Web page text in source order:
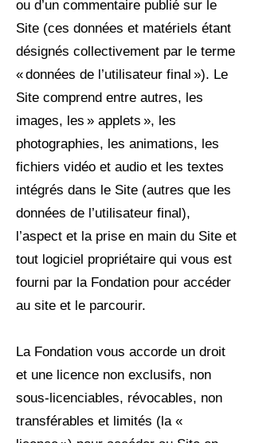
ou d’un commentaire publié sur le
Site (ces données et matériels étant
désignés collectivement par le terme
« données de l’utilisateur final »). Le
Site comprend entre autres, les
images, les » applets », les
photographies, les animations, les
fichiers vidéo et audio et les textes
intégrés dans le Site (autres que les
données de l’utilisateur final),
l’aspect et la prise en main du Site et
tout logiciel propriétaire qui vous est
fourni par la Fondation pour accéder
au site et le parcourir.
La Fondation vous accorde un droit
et une licence non exclusifs, non
sous-licenciables, révocables, non
transférables et limités (la «